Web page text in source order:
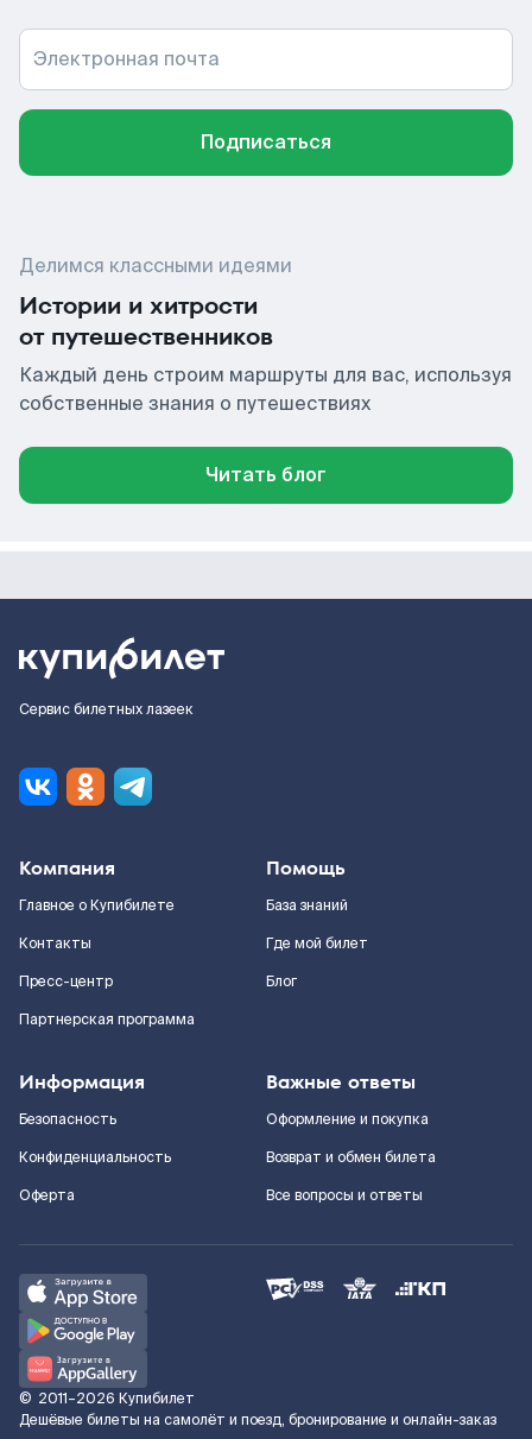
Электронная почта
Подписаться
Делимся классными идеями
Истории и хитрости
от путешественников
Каждый день строим маршруты для вас, используя
собственные знания о путешествиях
Читать блог
Сервис билетных лазеек
Компания
Главное о Купибилете
Контакты
Пресс-центр
Партнерская программа
Помощь
База знаний
Где мой билет
Блог
Информация
Безопасность
Конфиденциальность
Оферта
Важные ответы
Оформление и покупка
Возврат и обмен билета
Все вопросы и ответы
© 2011–2026 Купибилет
Дешёвые билеты на самолёт и поезд, бронирование и онлайн-заказ